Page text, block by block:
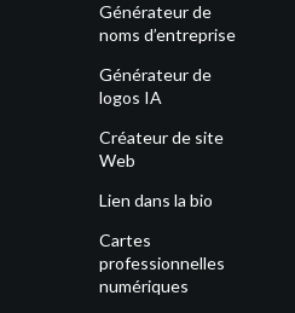
Générateur de
noms d’entreprise
Générateur de
logos IA
Créateur de site
Web
Lien dans la bio
Cartes
professionnelles
numériques